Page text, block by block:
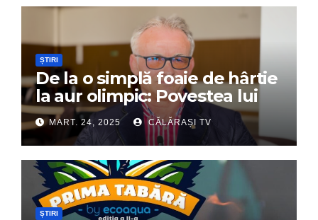
ȘTIRI
De la o simplă foaie de hârtie
la aur olimpic: Povestea lui
Dumitru Chirilă
MART. 24, 2025 CĂLĂRAȘI TV
ȘTIRI